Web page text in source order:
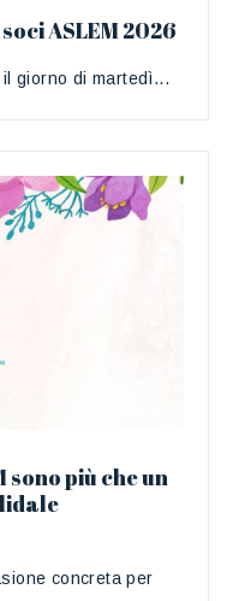
ASLEM 2026
giorno di martedì...
sono più che un
concreta per